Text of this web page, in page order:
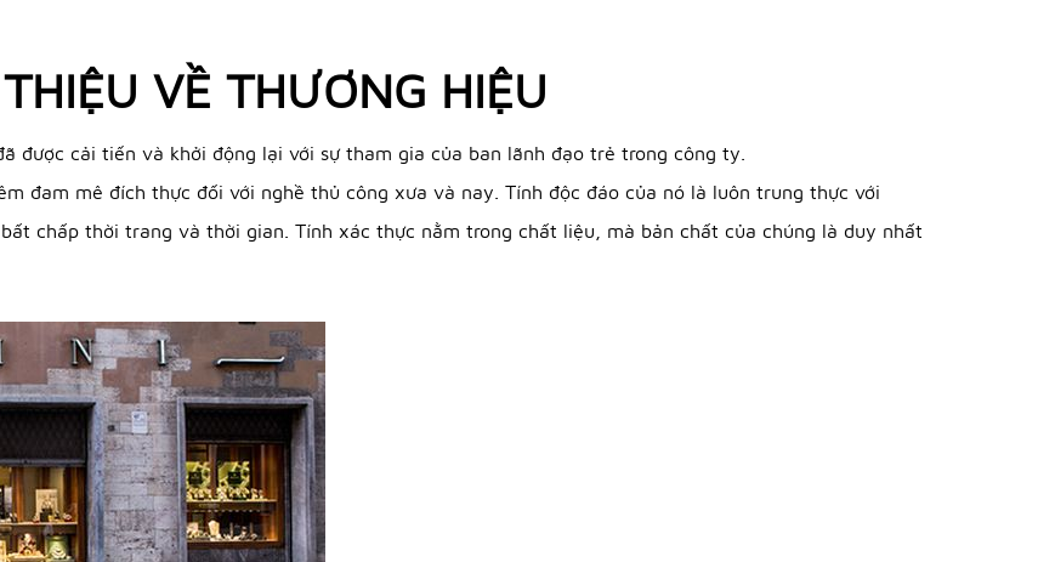
VỀ THƯƠNG HIỆU
được cải tiến và khởi động lại với sự tham gia của ban lãnh đạo trẻ trong công ty.
đam mê đích thực đối với nghề thủ công xưa và nay. Tính độc đáo của nó là luôn trung thực với
chấp thời trang và thời gian. Tính xác thực nằm trong chất liệu, mà bản chất của chúng là duy nhất